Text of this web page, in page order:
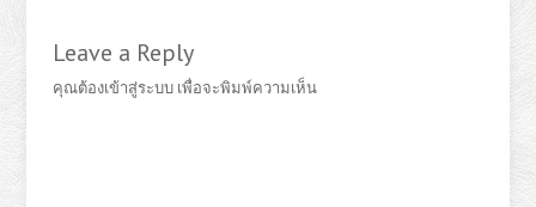
Leave a Reply
คุณต้องเข้าสู่ระบบ เพื่อจะพิมพ์ความเห็น